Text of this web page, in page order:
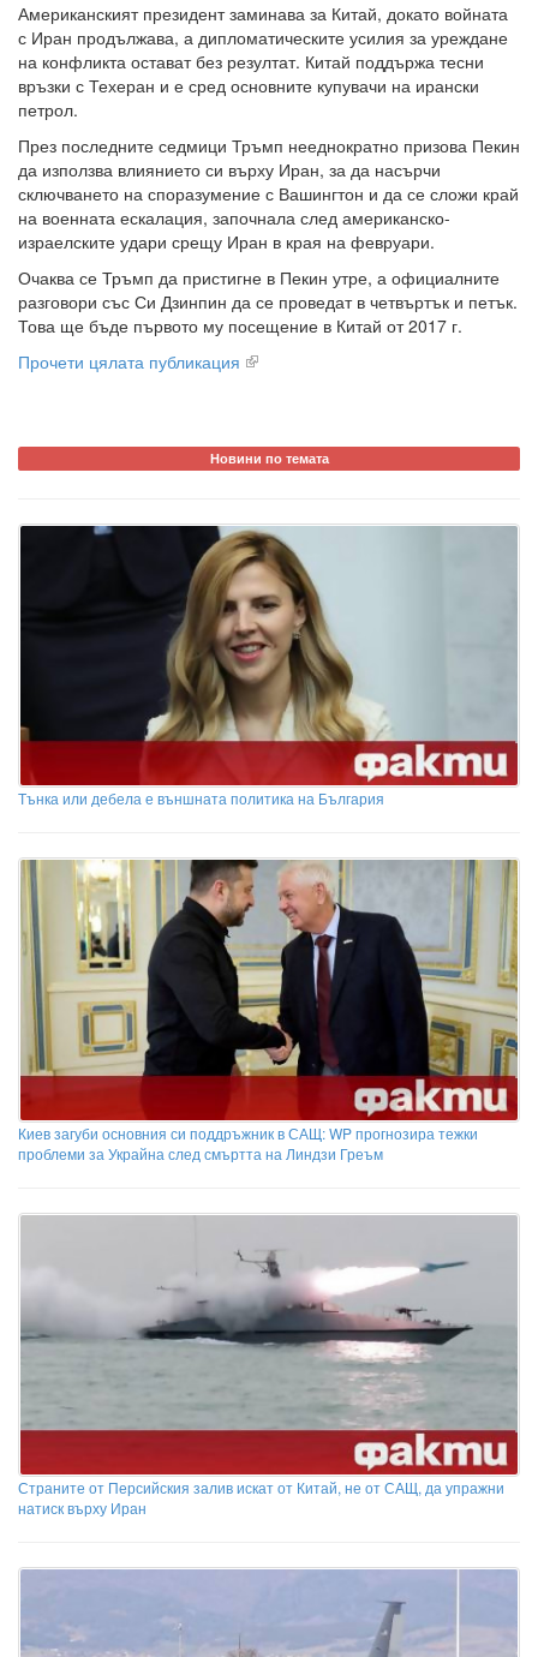
Американският президент заминава за Китай, докато войната
с Иран продължава, а дипломатическите усилия за уреждане
на конфликта остават без резултат. Китай поддържа тесни
връзки с Техеран и е сред основните купувачи на ирански
петрол.
През последните седмици Тръмп нееднократно призова Пекин
да използва влиянието си върху Иран, за да насърчи
сключването на споразумение с Вашингтон и да се сложи край
на военната ескалация, започнала след американско-
израелските удари срещу Иран в края на февруари.
Очаква се Тръмп да пристигне в Пекин утре, а официалните
разговори със Си Дзинпин да се проведат в четвъртък и петък.
Това ще бъде първото му посещение в Китай от 2017 г.
Прочети цялата публикация
Новини по темата
Тънка или дебела е външната политика на България
Киев загуби основния си поддръжник в САЩ: WP прогнозира тежки
проблеми за Украйна след смъртта на Линдзи Греъм
Страните от Персийския залив искат от Китай, не от САЩ, да упражни
натиск върху Иран